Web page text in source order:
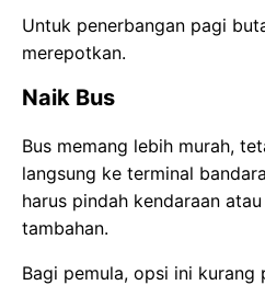
Untuk penerbangan pagi
merepotkan.
Naik Bus
Bus memang lebih murah,
langsung ke terminal
harus pindah kendaraan
tambahan.
Bagi pemula, opsi ini kurang